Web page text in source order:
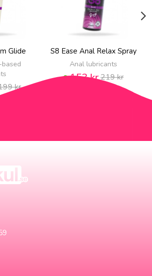
Glide
kr
S8 Ease Anal Relax Spray
Anal lubricants
153 kr219 kr